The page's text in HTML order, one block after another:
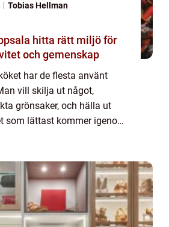
Tobias Hellman
miljö för
och gemenskap
har de flesta använt
vill skilja ut något,
grönsaker, och hälla ut
som lättast kommer igenom